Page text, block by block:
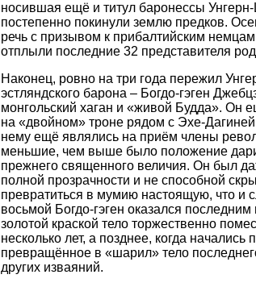
носившая ещё и титул баронессы
постепенно покинули землю предков.
речь с призывом к прибалтийским
отплыли последние 32 представителя
Наконец, ровно на три года пережил
эстляндского барона – Богдо-гэген
монгольский хаган и «живой Будда». Он
на «двойном» троне рядом с Эхе-
нему ещё являлись на приём члены
меньшие, чем выше было положение
прежнего священного величия. Он был
полной прозрачности и не способной
превратиться в мумию настоящую, что и
восьмой Богдо-гэген оказался
золотой краской тело торжественно
несколько лет, а позднее, когда
превращённое в «шарил» тело
других изваяний.